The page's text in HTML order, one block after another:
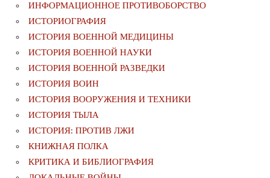
ИНФОРМАЦИОННОЕ ПРОТИВОБОРСТВО
ИСТОРИОГРАФИЯ
ИСТОРИЯ ВОЕННОЙ МЕДИЦИНЫ
ИСТОРИЯ ВОЕННОЙ НАУКИ
ИСТОРИЯ ВОЕННОЙ РАЗВЕДКИ
ИСТОРИЯ ВОИН
ИСТОРИЯ ВООРУЖЕНИЯ И ТЕХНИКИ
ИСТОРИЯ ТЫЛА
ИСТОРИЯ: ПРОТИВ ЛЖИ
КНИЖНАЯ ПОЛКА
КРИТИКА И БИБЛИОГРАФИЯ